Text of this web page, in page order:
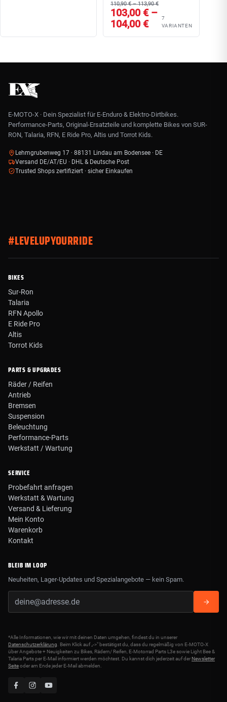
110,90 € – 113,90 €
103,00 € –
104,00 €
7
VARIANTEN
E-MOTO-X · Dein Spezialist für E-Enduro & Elektro-Dirtbikes.
Performance-Parts, Original-Ersatzteile und komplette Bikes von SUR-
RON, Talaria, RFN, E Ride Pro, Altis und Torrot Kids.
Lehmgrubenweg 17 · 88131 Lindau am Bodensee · DE
Versand DE/AT/EU · DHL & Deutsche Post
Trusted Shops zertifiziert · sicher Einkaufen
#LEVELUPYOURRIDE
BIKES
Sur-Ron
Talaria
RFN Apollo
E Ride Pro
Altis
Torrot Kids
PARTS & UPGRADES
Räder / Reifen
Antrieb
Bremsen
Suspension
Beleuchtung
Performance-Parts
Werkstatt / Wartung
SERVICE
Probefahrt anfragen
Werkstatt & Wartung
Versand & Lieferung
Mein Konto
Warenkorb
Kontakt
BLEIB IM LOOP
Neuheiten, Lager-Updates und Spezialangebote — kein Spam.
*Alle Informationen, wie wir mit deinen Daten umgehen, findest du in unserer
Datenschutzerklärung. Beim Klick auf „->" bestätigst du, dass du regelmäßig von E-MOTO-X
über Angebote + Neuigkeiten zu Bikes, Rädern/ Reifen, E-Motorrad Parts L3e sowie Light Bee &
Talaria Parts per E-Mail informiert werden möchtest. Du kannst dich jederzeit auf der Newsletter
Seiteoder am Ende jeder E-Mail abmelden.